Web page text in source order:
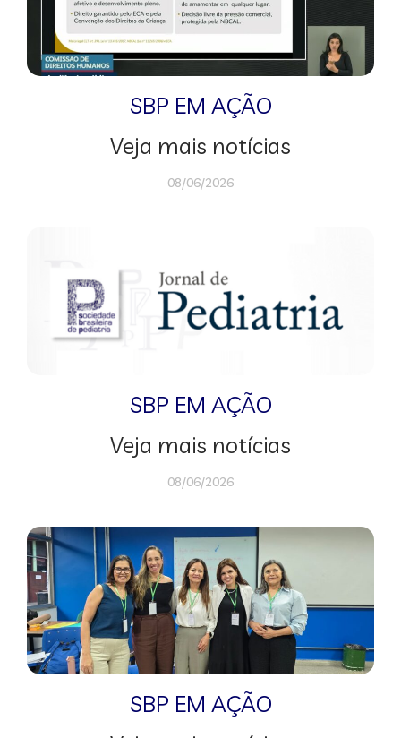
SBP EM AÇÃO
Veja mais notícias
08/06/2026
SBP EM AÇÃO
Veja mais notícias
08/06/2026
SBP EM AÇÃO